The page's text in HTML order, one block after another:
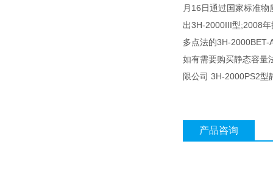
月16日通过国家标准
出3H-2000III型;2008
多点法的3H-
如有需要购买静态容量
限公司 3H-2000PS2型
产品咨询